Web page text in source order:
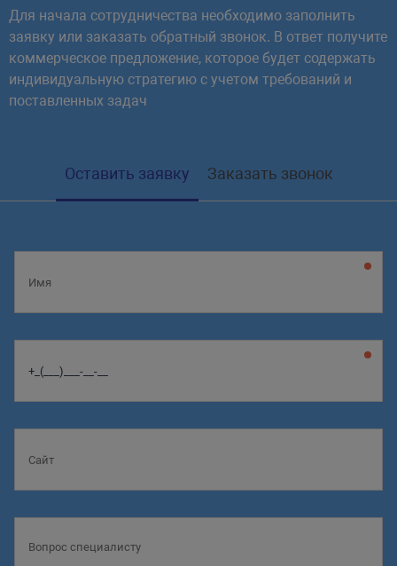
Для начала сотрудничества необходимо заполнить
заявку или заказать обратный звонок. В ответ получите
коммерческое предложение, которое будет содержать
индивидуальную стратегию с учетом требований и
поставленных задач
Оставить заявку Заказать звонок